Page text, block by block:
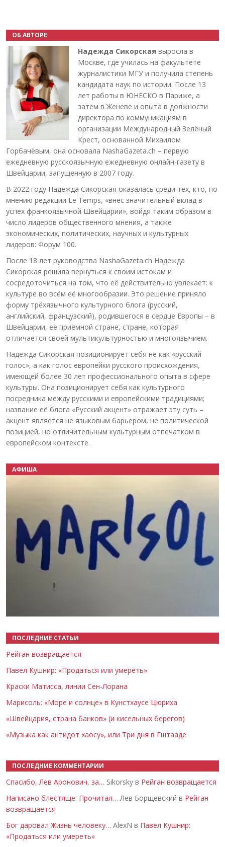
ОБ АВТОРЕ
Надежда Сикорская выросла в
Москве, где училась на факультете
журналистики МГУ и получила степень
кандидата наук по истории. После 13
лет работы в ЮНЕСКО в Париже, а
затем в Женеве и опыта в должности
директора по коммуникациям в
организации Международный Зелёный
Крест, основанной Михаилом
Горбачёвым, она основала NashaGazeta.ch – первую
ежедневную русскоязычную ежедневную онлайн-газету в
Швейцарии, запущенную в 2007 году.
В 2022 году Надежда Сикорская оказалась среди тех, кто, по
мнению редакции Le Temps, «внёс значительный вклад в
успех франкоязычной Швейцарии», войдя таким образом в
число лидеров общественного мнения, а также
экономических, политических, научных и культурных
лидеров: Форум 100.
После 18 лет руководства NashaGazeta.ch Надежда
Сикорская решила вернуться к своим истокам и
сосредоточиться на том, что её действительно увлекает: к
культуре во всём её многообразии. Это решение приняло
форму трёхязычного культурного блога (русский,
английский, французский), родившегося в сердце Европы – в
Швейцарии, её приёмной стране, стране, которая
отличается своей мультикультурностью и многоязычием.
Надежда Сикорская позиционирует себя не как «русский
голос», а как голос европейки русского происхождения,
имеющей более 30 лет профессионального опыта в сфере
культуры. Она позиционирует себя как культурного
посредника между русскими и европейскими традициями;
название её блога «Русский акцент» отражает эту суть –
акцент является не языковым барьером, не политической
позицией, но отличительным культурным отпечатком в
европейском контексте.
АФИША
ПОСЛЕДНИЕ СТАТЬИ
Рейган возвращается
Павел Кушнир: «Продаться или умереть»
Краски Матисса, линии Сен-Лорана
Марисоль: «Море и солнце» в Кунстхаусе Цюриха
«Швейцария, страна банков» (и кисельных берегов)
«Музыка как антидот хаосу», или Три дня в Гштааде
ПОСЛЕДНИЕ КОММЕНТАРИИ
Спасибо, Лев Аронович, за… Sikorsky в Рейган возвращается
Написано блестяще. Прочитал… Лев Борщевский в Рейган
возвращается
Бог даровал Жизнь человеку… AlexN в Павел Кушнир:
«Продаться или умереть»